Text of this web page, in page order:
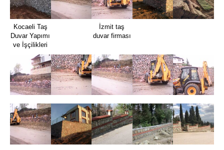
Kocaeli Taş
Duvar Yapımı
ve İşçilikleri
İzmit taş
duvar firması